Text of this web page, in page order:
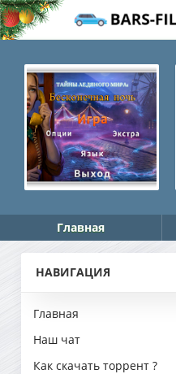
Главная
НАВИГАЦИЯ
Главная
Наш чат
Как скачать торрент ?